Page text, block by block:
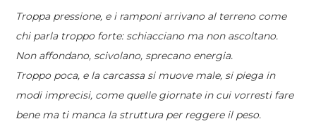
Troppa pressione, e i ramponi arrivano al terreno come
chi parla troppo forte: schiacciano ma non ascoltano.
Non affondano, scivolano, sprecano energia.
Troppo poca, e la carcassa si muove male, si piega in
modi imprecisi, come quelle giornate in cui vorresti fare
bene ma ti manca la struttura per reggere il peso.